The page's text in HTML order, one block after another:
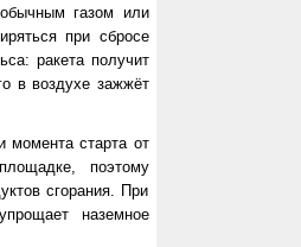
газом или
при сбросе
ракета получит
в воздухе зажжёт
момента старта от
поэтому
сгорания. При
наземное